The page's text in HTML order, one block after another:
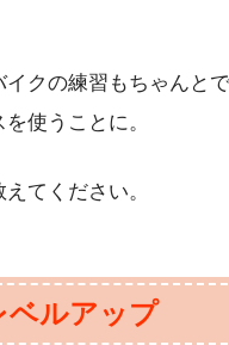
クの練習もちゃんと
使うことに。
てください。
ベルアップ